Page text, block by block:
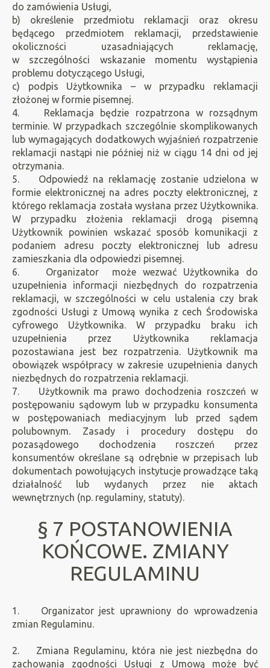
do zamówienia Usługi,
b) określenie przedmiotu reklamacji oraz okresu
będącego przedmiotem reklamacji, przedstawienie
okoliczności uzasadniających reklamację,
w szczególności wskazanie momentu wystąpienia
problemu dotyczącego Usługi,
c) podpis Użytkownika – w przypadku reklamacji
złożonej w formie pisemnej.
4. Reklamacja będzie rozpatrzona w rozsądnym
terminie. W przypadkach szczególnie skomplikowanych
lub wymagających dodatkowych wyjaśnień rozpatrzenie
reklamacji nastąpi nie później niż w ciągu 14 dni od jej
otrzymania.
5. Odpowiedź na reklamację zostanie udzielona w
formie elektronicznej na adres poczty elektronicznej, z
którego reklamacja została wysłana przez Użytkownika.
W przypadku złożenia reklamacji drogą pisemną
Użytkownik powinien wskazać sposób komunikacji z
podaniem adresu poczty elektronicznej lub adresu
zamieszkania dla odpowiedzi pisemnej.
6. Organizator może wezwać Użytkownika do
uzupełnienia informacji niezbędnych do rozpatrzenia
reklamacji, w szczególności w celu ustalenia czy brak
zgodności Usługi z Umową wynika z cech Środowiska
cyfrowego Użytkownika. W przypadku braku ich
uzupełnienia przez Użytkownika reklamacja
pozostawiana jest bez rozpatrzenia. Użytkownik ma
obowiązek współpracy w zakresie uzupełnienia danych
niezbędnych do rozpatrzenia reklamacji.
7. Użytkownik ma prawo dochodzenia roszczeń w
postępowaniu sądowym lub w przypadku konsumenta
w postępowaniach mediacyjnym lub przed sądem
polubownym. Zasady i procedury dostępu do
pozasądowego dochodzenia roszczeń przez
konsumentów określane są odrębnie w przepisach lub
dokumentach powołujących instytucje prowadzące taką
działalność lub wydanych przez nie aktach
wewnętrznych (np. regulaminy, statuty).
§ 7 POSTANOWIENIA
KOŃCOWE. ZMIANY
REGULAMINU
1. Organizator jest uprawniony do wprowadzenia
zmian Regulaminu.
2. Zmiana Regulaminu, która nie jest niezbędna do
zachowania zgodności Usługi z Umową może być